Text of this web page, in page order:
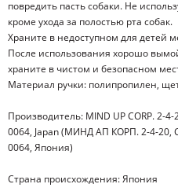
повредить пасть собаки. Не
кроме ухода за полостью рта собак.
Храните в недоступном для детей
После использования хорошо
храните в чистом и безопасном
Материал ручки: полипропилен,
Производитель: MIND UP CORP. 2-
0064, Japan (МИНД АП КОРП. 2-4-20,
0064, Япония)
Страна происхождения: Япония